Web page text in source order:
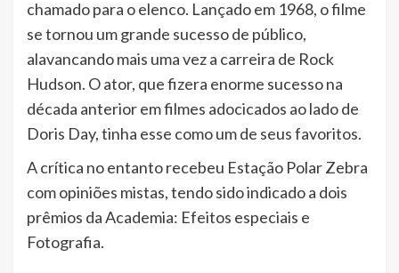
chamado para o elenco. Lançado em 1968, o filme
se tornou um grande sucesso de público,
alavancando mais uma vez a carreira de Rock
Hudson. O ator, que fizera enorme sucesso na
década anterior em filmes adocicados ao lado de
Doris Day, tinha esse como um de seus favoritos.
A crítica no entanto recebeu Estação Polar Zebra
com opiniões mistas, tendo sido indicado a dois
prêmios da Academia: Efeitos especiais e
Fotografia.